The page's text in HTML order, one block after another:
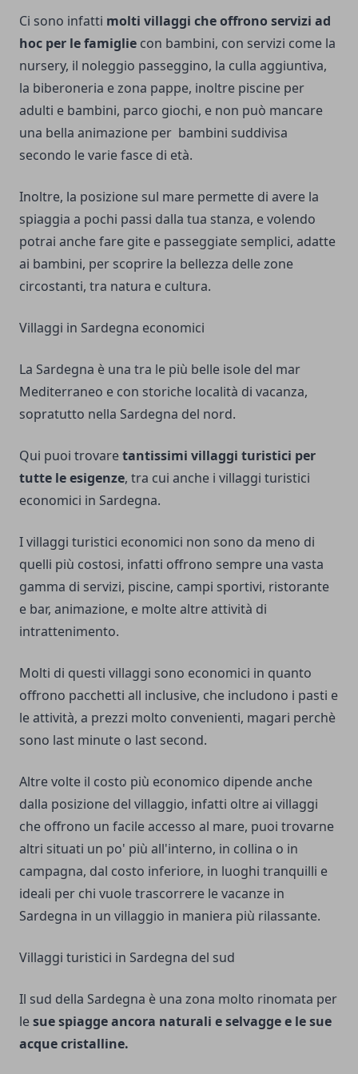
Ci sono infatti molti villaggi che offrono servizi ad
hoc per le famiglie con bambini, con servizi come la
nursery, il noleggio passeggino, la culla aggiuntiva,
la biberoneria e zona pappe, inoltre piscine per
adulti e bambini, parco giochi, e non può mancare
una bella animazione per bambini suddivisa
secondo le varie fasce di età.
Inoltre, la posizione sul mare permette di avere la
spiaggia a pochi passi dalla tua stanza, e volendo
potrai anche fare gite e passeggiate semplici, adatte
ai bambini, per scoprire la bellezza delle zone
circostanti, tra natura e cultura.
Villaggi in Sardegna economici
La Sardegna è una tra le più belle isole del mar
Mediterraneo e con storiche località di vacanza,
sopratutto nella Sardegna del nord.
Qui puoi trovaretantissimi villaggi turistici per
tutte le esigenze, tra cui anche i villaggi turistici
economici in Sardegna.
I villaggi turistici economici non sono da meno di
quelli più costosi, infatti offrono sempre una vasta
gamma di servizi, piscine, campi sportivi, ristorante
e bar, animazione, e molte altre attività di
intrattenimento.
Molti di questi villaggi sono economici in quanto
offrono pacchetti all inclusive, che includono i pasti e
le attività, a prezzi molto convenienti, magari perchè
sono last minute o last second.
Altre volte il costo più economico dipende anche
dalla posizione del villaggio, infatti oltre ai villaggi
che offrono un facile accesso al mare, puoi trovarne
altri situati un po' più all'interno, in collina o in
campagna, dal costo inferiore, in luoghi tranquilli e
ideali per chi vuole trascorrere le vacanze in
Sardegna in un villaggio in maniera più rilassante.
Villaggi turistici in Sardegna del sud
Il sud della Sardegna è una zona molto rinomata per
lesue spiagge ancora naturali e selvagge e le sue
acque cristalline.